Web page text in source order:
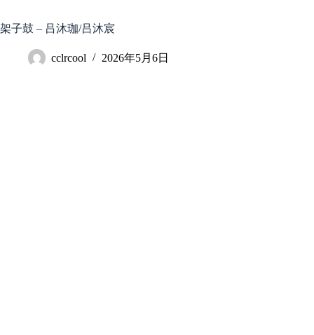
至
内
架子鼓 – 吕沐珈/吕沐宸
cclrcool 2026年5月6日